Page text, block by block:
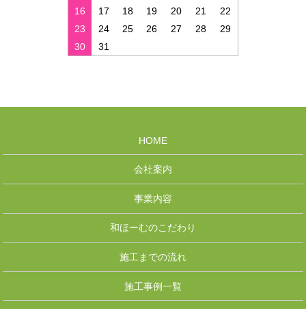
16
17 18 19 20 21
22
23
24 25 26 27 28
29
30
31
HOME
会社案内
事業内容
和ほーむのこだわり
施工までの流れ
施工事例一覧